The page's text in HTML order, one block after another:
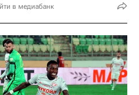
в медиабанк